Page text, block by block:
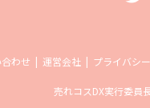
わせ 運営会社 プライバシ
売れコスDX実行委員